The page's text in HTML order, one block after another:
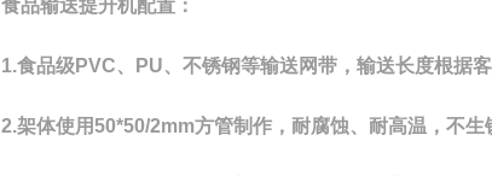
食品输送提升机配置：
1.食品级PVC、PU、不锈钢等输送网带，输送长度根据
2.架体使用50*50/2mm方管制作，耐腐蚀、耐高温，不生